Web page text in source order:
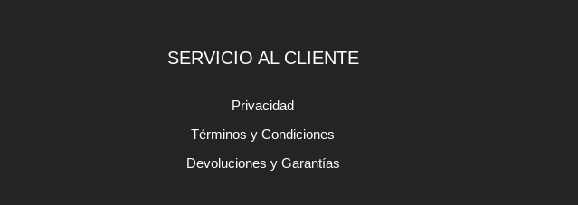
SERVICIO AL CLIENTE
Privacidad
Términos y Condiciones
Devoluciones y Garantías